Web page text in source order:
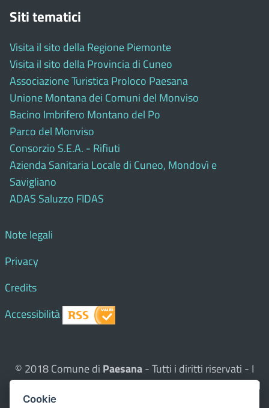
Siti tematici
Visita il sito della Regione Piemonte
Visita il sito della Provincia di Cuneo
Associazione Turistica Proloco Paesana
Unione Montana dei Comuni del Monviso
Bacino Imbrifero Montano del Po
Parco del Monviso
Consorzio S.E.A. - Rifiuti
Azienda Sanitaria Locale di Cuneo, Mondovì e
Savigliano
ADAS Saluzzo FIDAS
Note legali
Privacy
Credits
Accessibilità
© 2018 Comune di Paesana- Tutti i diritti riservati - I
contenuti del sito, testi e immagini sono di proprietà del
Comune - CMS:
Cookie